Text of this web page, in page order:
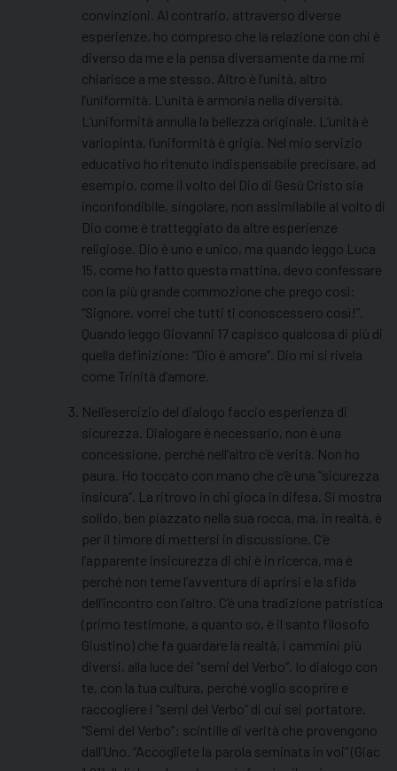
convinzioni. Al contrario, attraverso diverse
esperienze, ho compreso che la relazione con chi è
diverso da me e la pensa diversamente da me mi
chiarisce a me stesso. Altro è l’unità, altro
l’uniformità. L’unità è armonia nella diversità.
L’uniformità annulla la bellezza originale. L’unità è
variopinta, l’uniformità è grigia. Nel mio servizio
educativo ho ritenuto indispensabile precisare, ad
esempio, come il volto del Dio di Gesù Cristo sia
inconfondibile, singolare, non assimilabile al volto di
Dio come è tratteggiato da altre esperienze
religiose. Dio è uno e unico, ma quando leggo Luca
15, come ho fatto questa mattina, devo confessare
con la più grande commozione che prego così:
“Signore, vorrei che tutti ti conoscessero così!”.
Quando leggo Giovanni 17 capisco qualcosa di più di
quella definizione: “Dio è amore”. Dio mi si rivela
come Trinità d’amore.
Nell’esercizio del dialogo faccio esperienza di
sicurezza. Dialogare è necessario, non è una
concessione, perché nell’altro c’è verità. Non ho
paura. Ho toccato con mano che c’è una “sicurezza
insicura”. La ritrovo in chi gioca in difesa. Si mostra
solido, ben piazzato nella sua rocca, ma, in realtà, è
per il timore di mettersi in discussione. C’è
l’apparente insicurezza di chi è in ricerca, ma è
perché non teme l’avventura di aprirsi e la sfida
dell’incontro con l’altro. C’è una tradizione patristica
(primo testimone, a quanto so, è il santo filosofo
Giustino) che fa guardare la realtà, i cammini più
diversi, alla luce dei “semi del Verbo”. Io dialogo con
te, con la tua cultura, perché voglio scoprire e
raccogliere i “semi del Verbo” di cui sei portatore.
“Semi del Verbo”: scintille di verità che provengono
dall’Uno. “Accogliete la parola seminata in voi” (Giac